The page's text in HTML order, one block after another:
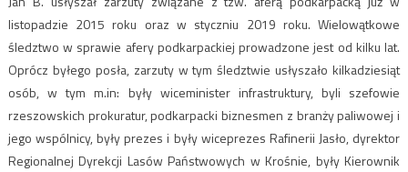
listopadzie 2015 roku oraz w styczniu 2019 roku. Wielowątkowe
śledztwo w sprawie afery podkarpackiej prowadzone jest od kilku lat.
Oprócz byłego posła, zarzuty w tym śledztwie usłyszało kilkadziesiąt
osób, w tym m.in: były wiceminister infrastruktury, byli szefowie
rzeszowskich prokuratur, podkarpacki biznesmen z branży paliwowej i
jego wspólnicy, były prezes i były wiceprezes Rafinerii Jasło, dyrektor
Regionalnej Dyrekcji Lasów Państwowych w Krośnie, były Kierownik